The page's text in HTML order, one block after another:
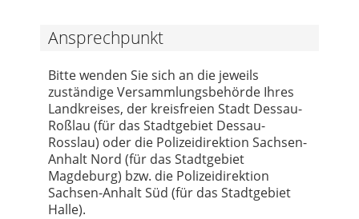
Ansprechpunkt
Bitte wenden Sie sich an die jeweils
zuständige Versammlungsbehörde Ihres
Landkreises, der kreisfreien Stadt Dessau-
Roßlau (für das Stadtgebiet Dessau-
Rosslau) oder die Polizeidirektion Sachsen-
Anhalt Nord (für das Stadtgebiet
Magdeburg) bzw. die Polizeidirektion
Sachsen-Anhalt Süd (für das Stadtgebiet
Halle).